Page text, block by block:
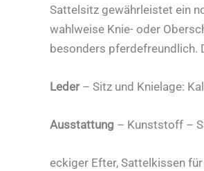
Sattelsitz gewährleistet ein
wahlweise Knie- oder
besonders pferdefreundlich.
Leder– Sitz und Knielage:
Ausstattung – Kunststoff –
eckiger Efter, Sattelkissen